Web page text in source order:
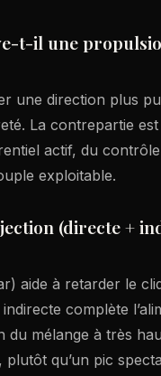
t-il une
une direction plus
La contrepartie
actif, du
exploitable.
(directe +
aide à retarder le
complète
mélange à très
qu’un pic